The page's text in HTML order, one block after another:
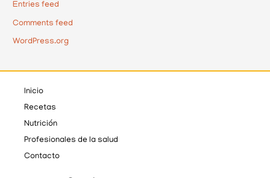
Entries feed
Comments feed
WordPress.org
Inicio
Recetas
Nutrición
Profesionales de la salud
Contacto